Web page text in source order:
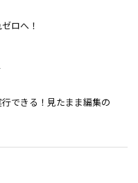
ロへ！
できる！見たまま編集の